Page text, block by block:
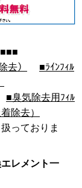
去）
■ﾗｲﾝﾌｨﾙ
■臭気除去用ﾌｨﾙ
除去）
っておりま
レメント一